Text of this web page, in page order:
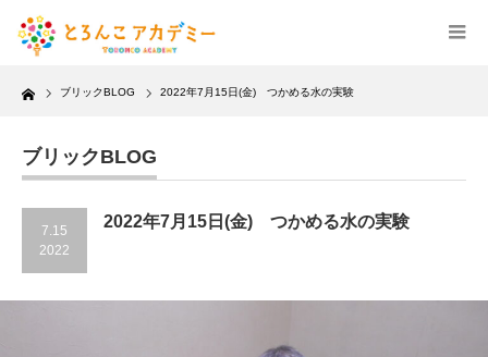
Home ブリックBLOG 2022年7月15日(金) つかめる水の実験
ブリックBLOG
7.15
2022
2022年7月15日(金) つかめる水の実験